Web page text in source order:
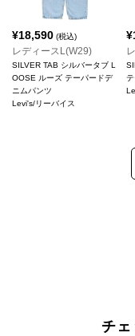
¥18,590 (税込)
レディースL(W29)
SILVER TAB シルバータブ L
OOSE ルーズ テーパードデ
ニムパンツ
Levi's/リーバイス
¥
チ